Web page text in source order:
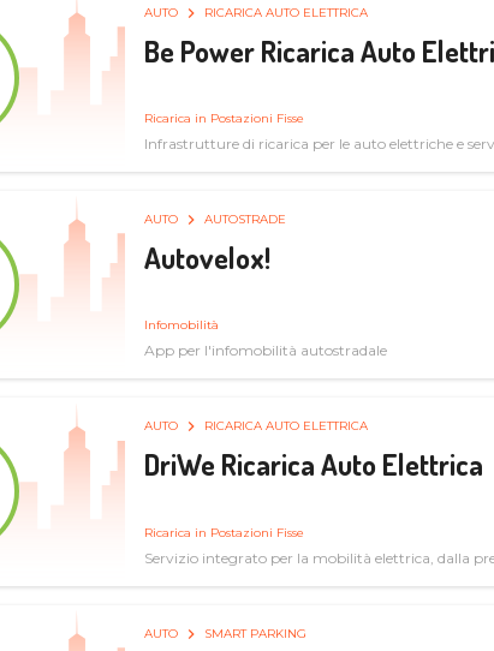
AUTO RICARICA AUTO ELETTRICA
Be Power Ricarica Auto
Ricarica in Postazioni Fisse
Infrastrutture di ricarica per le auto elettriche e
AUTO AUTOSTRADE
Autovelox!
Infomobilità
App per l'infomobilità autostradale
AUTO RICARICA AUTO ELETTRICA
DriWe Ricarica Auto Elettrica
Ricarica in Postazioni Fisse
Servizio integrato per la mobilità elettrica, dalla
AUTO SMART PARKING